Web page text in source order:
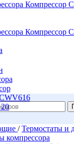
/ Термостаты и
компрессора